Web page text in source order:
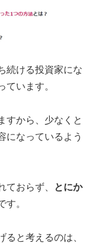
続ける投資家にな
ています。
すから、少なくと
になっているよう
ておらず、
とにか
す。
と考えるのは、